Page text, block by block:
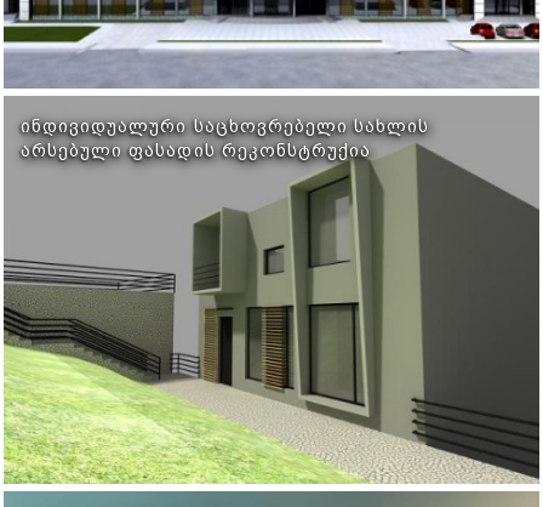
ᲘᲜᲓᲘᲕᲘᲓᲣᲐᲚᲣᲠᲘ ᲡᲐᲪᲮᲝᲕᲠᲔᲑᲔᲚᲘ ᲡᲐᲮᲚᲘᲡ
ᲐᲠᲡᲔᲑᲣᲚᲘ ᲤᲐᲡᲐᲓᲘᲡ ᲠᲔᲙᲝᲜᲡᲢᲠᲣᲥᲘᲐ